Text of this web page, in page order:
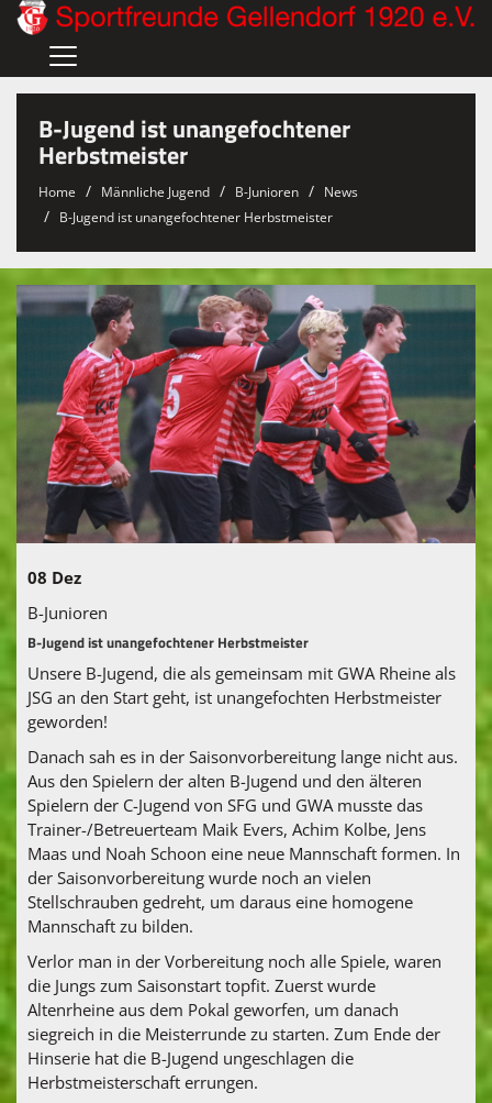
Home
Verein
Herren
Damen
Männliche Jugend
Weibliche Jugend
Sponsoren
Gaststättenvermietung
Hallenvermietung
Fanshop
Vereinskollektion
B-Jugend ist unangefochtener
Herbstmeister
Home Männliche Jugend B-Junioren
News
B-Jugend ist unangefochtener Herbstmeister
08 Dez
B-Junioren
B-Jugend ist unangefochtener Herbstmeister
Unsere B-Jugend, die als gemeinsam mit GWA Rheine als
JSG an den Start geht, ist unangefochten Herbstmeister
geworden!
Danach sah es in der Saisonvorbereitung lange nicht aus.
Aus den Spielern der alten B-Jugend und den älteren
Spielern der C-Jugend von SFG und GWA musste das
Trainer-/Betreuerteam Maik Evers, Achim Kolbe, Jens
Maas und Noah Schoon eine neue Mannschaft formen. In
der Saisonvorbereitung wurde noch an vielen
Stellschrauben gedreht, um daraus eine homogene
Mannschaft zu bilden.
Verlor man in der Vorbereitung noch alle Spiele, waren
die Jungs zum Saisonstart topfit. Zuerst wurde
Altenrheine aus dem Pokal geworfen, um danach
siegreich in die Meisterrunde zu starten. Zum Ende der
Hinserie hat die B-Jugend ungeschlagen die
Herbstmeisterschaft errungen.